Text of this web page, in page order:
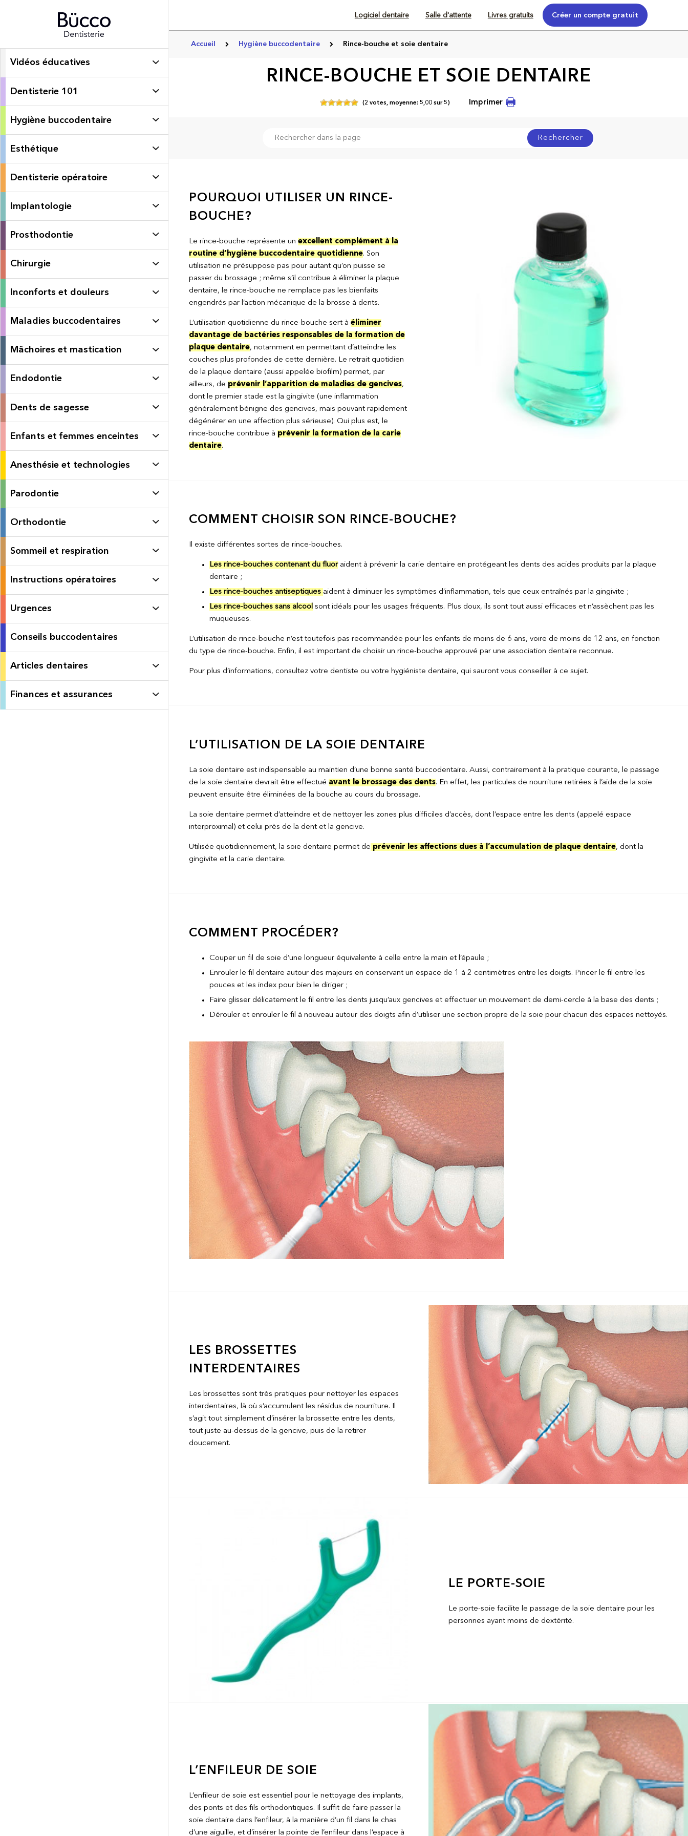
Logiciel dentaire Salle d'attente Livres gratuits Créer un compte gratuit
Vidéos éducatives
Dentisterie 101
Hygiène buccodentaire
Esthétique
Dentisterie opératoire
Implantologie
Prosthodontie
Chirurgie
Inconforts et douleurs
Maladies buccodentaires
Mâchoires et mastication
Endodontie
Dents de sagesse
Enfants et femmes enceintes
Anesthésie et technologies
Parodontie
Orthodontie
Sommeil et respiration
Instructions opératoires
Urgences
Conseils buccodentaires
Articles dentaires
Finances et assurances
Accueil Hygiène buccodentaire Rince-bouche et soie dentaire
RINCE-BOUCHE ET SOIE DENTAIRE
(2 votes, moyenne: 5,00 sur5) Imprimer
Rechercher
POURQUOI UTILISER UN RINCE-
BOUCHE?
Le rince-bouche représente un excellent complément à la
routine d’hygiène buccodentaire quotidienne. Son
utilisation ne présuppose pas pour autant qu’on puisse se
passer du brossage ; même s’il contribue à éliminer la plaque
dentaire, le rince-bouche ne remplace pas les bienfaits
engendrés par l’action mécanique de la brosse à dents.
L’utilisation quotidienne du rince-bouche sert à éliminer
davantage de bactéries responsables de la formation de
plaque dentaire, notamment en permettant d’atteindre les
couches plus profondes de cette dernière. Le retrait quotidien
de la plaque dentaire (aussi appelée biofilm) permet, par
ailleurs, de prévenir l’apparition de maladies de gencives,
dont le premier stade est la gingivite (une inflammation
généralement bénigne des gencives, mais pouvant rapidement
dégénérer en une affection plus sérieuse). Qui plus est, le
rince-bouche contribue à prévenir la formation de la carie
dentaire.
COMMENT CHOISIR SON RINCE-BOUCHE?
Il existe différentes sortes de rince-bouches.
Les rince-bouches contenant du fluoraident à prévenir la carie dentaire en protégeant les dents des acides produits par la plaque
dentaire ;
Les rince-bouches antiseptiques aident à diminuer les symptômes d’inflammation, tels que ceux entraînés par la gingivite ;
Les rince-bouches sans alcoolsont idéals pour les usages fréquents. Plus doux, ils sont tout aussi efficaces et n’assèchent pas les
muqueuses.
L’utilisation de rince-bouche n’est toutefois pas recommandée pour les enfants de moins de 6 ans, voire de moins de 12 ans, en fonction
du type de rince-bouche. Enfin, il est important de choisir un rince-bouche approuvé par une association dentaire reconnue.
Pour plus d’informations, consultez votre dentiste ou votre hygiéniste dentaire, qui sauront vous conseiller à ce sujet.
L’UTILISATION DE LA SOIE DENTAIRE
La soie dentaire est indispensable au maintien d’une bonne santé buccodentaire. Aussi, contrairement à la pratique courante, le passage
de la soie dentaire devrait être effectué avant le brossage des dents. En effet, les particules de nourriture retirées à l’aide de la soie
peuvent ensuite être éliminées de la bouche au cours du brossage.
La soie dentaire permet d’atteindre et de nettoyer les zones plus difficiles d’accès, dont l’espace entre les dents (appelé espace
interproximal) et celui près de la dent et la gencive.
Utilisée quotidiennement, la soie dentaire permet de prévenir les affections dues à l’accumulation de plaque dentaire, dont la
gingivite et la carie dentaire.
COMMENT PROCÉDER?
Couper un fil de soie d’une longueur équivalente à celle entre la main et l’épaule ;
Enrouler le fil dentaire autour des majeurs en conservant un espace de 1 à 2 centimètres entre les doigts. Pincer le fil entre les
pouces et les index pour bien le diriger ;
Faire glisser délicatement le fil entre les dents jusqu’aux gencives et effectuer un mouvement de demi-cercle à la base des dents ;
Dérouler et enrouler le fil à nouveau autour des doigts afin d’utiliser une section propre de la soie pour chacun des espaces nettoyés.
LES BROSSETTES
INTERDENTAIRES
Les brossettes sont très pratiques pour nettoyer les espaces
interdentaires, là où s’accumulent les résidus de nourriture. Il
s’agit tout simplement d’insérer la brossette entre les dents,
tout juste au-dessus de la gencive, puis de la retirer
doucement.
LE PORTE-SOIE
Le porte-soie facilite le passage de la soie dentaire pour les
personnes ayant moins de dextérité.
L’ENFILEUR DE SOIE
L’enfileur de soie est essentiel pour le nettoyage des implants,
des ponts et des fils orthodontiques. Il suffit de faire passer la
soie dentaire dans l’enfileur, à la manière d’un fil dans le chas
d’une aiguille, et d’insérer la pointe de l’enfileur dans l’espace à